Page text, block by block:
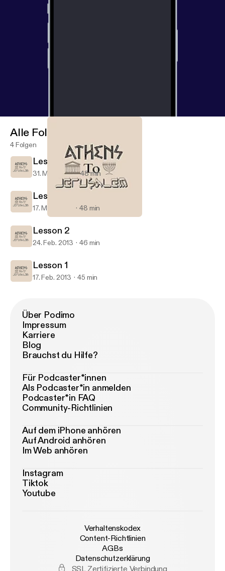
Hall of Faith - Athens to Jerusalem
Alle Folgen
4 Folgen
Lesson 4
31. März 2013 48 min
Lesson 3
17. März 2013 48 min
Lesson 2
24. Feb. 2013 46 min
Lesson 1
17. Feb. 2013 45 min
Über Podimo
Impressum
Karriere
Blog
Brauchst du Hilfe?
Für Podcaster*innen
Als Podcaster*in anmelden
Podcaster*in FAQ
Community-Richtlinien
Auf dem iPhone anhören
Auf Android anhören
Im Web anhören
Instagram
Tiktok
Youtube
Verhaltenskodex
Content-Richtlinien
AGBs
Datenschutzerklärung
SSL Zertifizierte Verbindung